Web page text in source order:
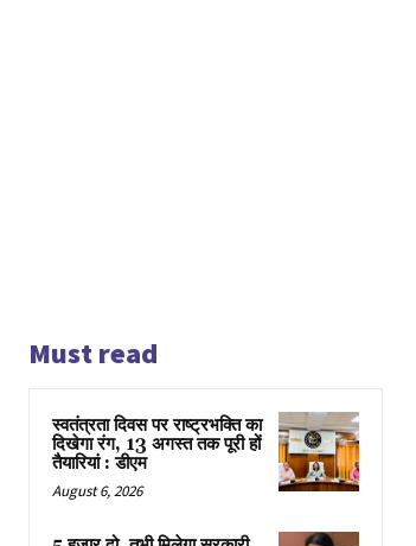
Must read
स्वतंत्रता दिवस पर राष्ट्रभक्ति का
दिखेगा रंग, 13 अगस्त तक पूरी हों
तैयारियां : डीएम
August 6, 2026